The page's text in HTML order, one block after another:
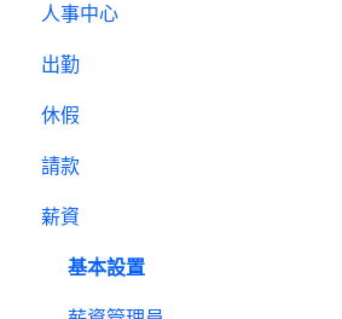
Swingvy 新手教學｜所有你需要
人事中心
人員
公告
行事曆
績效管理
設定
出勤
基本設定
出勤管理者
我是員工
休假
基本設置
休假管理員
請款
請款管理員
薪資
基本設置